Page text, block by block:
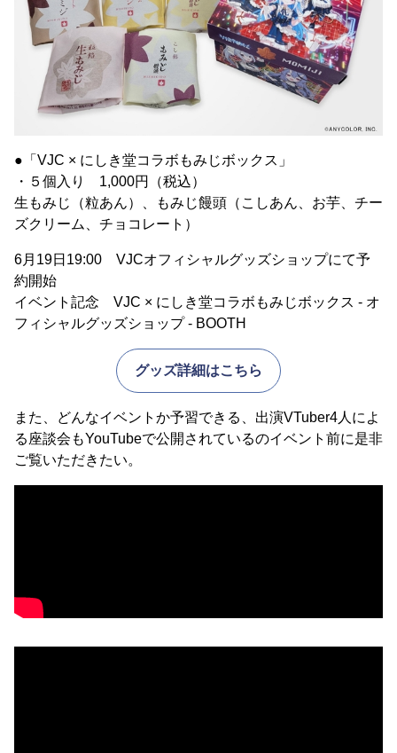
●「VJC × にしき堂コラボもみじボックス」
・５個入り 1,000円（税込）
生もみじ（粒あん）、もみじ饅頭（こしあん、お芋、チー
ズクリーム、チョコレート）
6月19日19:00 VJCオフィシャルグッズショップにて予
約開始
イベント記念 VJC × にしき堂コラボもみじボックス - オ
フィシャルグッズショップ - BOOTH
グッズ詳細はこちら
また、どんなイベントか予習できる、出演VTuber4人によ
る座談会もYouTubeで公開されているのイベント前に是非
ご覧いただきたい。